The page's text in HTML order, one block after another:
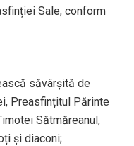
Sale, conform
săvârșită de
Preasfințitul Părinte
Sătmăreanul,
și diaconi;